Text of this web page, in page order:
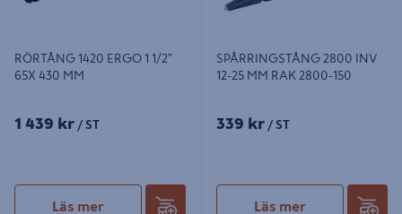
RÖRTÅNG 1420 ERGO 1 1/2"
65X 430 MM
1 439 kr / ST
Läs mer
SPÅRRINGSTÅNG 2800 INV
12-25 MM RAK 2800-150
339 kr / ST
Läs mer